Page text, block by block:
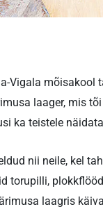
Vigala
laager, mis
ka teistele
nii neile, kel
torupilli,
laagris